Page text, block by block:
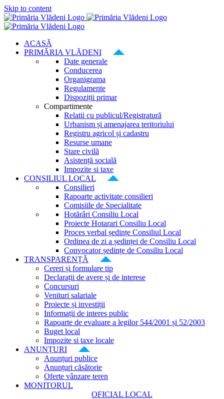
Skip to content
ACASĂ
PRIMĂRIA VLĂDENI
Date generale
Conducerea
Organigrama
Regulamente
Dispoziții primar
Compartimente
Relatii cu publicul/Registratură
Urbanism și amenajarea teritoriului
Registru agricol și cadastru
Resurse umane
Stare civilă
Asistență socială
Impozite si taxe
CONSILIUL LOCAL
Consilieri
Rapoarte activitate consilieri
Comisiile de Specialitate
Hotărâri Consiliu Local
Proiecte Hotarari Consiliu Local
Proces verbal ședințe Consiliul Local
Ordinea de zi a ședinței de Consiliu Local
Convocator ședințe de Consiliu Local
TRANSPARENȚĂ
Cereri și formulare tip
Declarații de avere și de interese
Concursuri
Venituri salariale
Proiecte și investiții
Informații de interes public
Rapoarte de evaluare a legilor 544/2001 și 52/2003
Buget local
Impozite si taxe locale
ANUNȚURI
Anunțuri publice
Anunțuri căsătorie
Oferte vânzare teren
MONITORUL
OFICIAL LOCAL